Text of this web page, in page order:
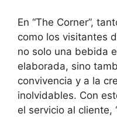
En “The Corner”,
como los visitantes
no solo una bebida
elaborada, sino
convivencia y a la
inolvidables. Con
el servicio al cliente,